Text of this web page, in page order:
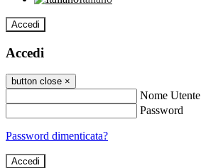
Accedi
Accedi
button close ×
Nome Utente
Password
Password dimenticata?